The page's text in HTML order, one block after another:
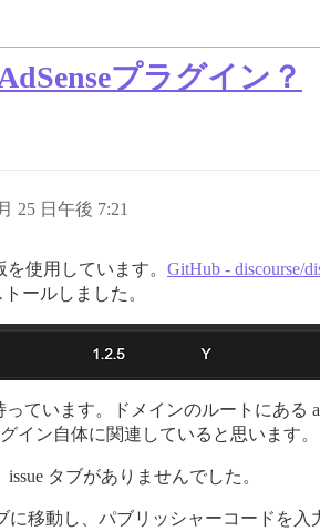
プラグイン？
25 日午後 7:21
使用しています。 GitHub - discourse/
ールしました。
ています。ドメインのルートにある
イン自体に関連していると思います。
タブがありませんでした。
に移動し、パブリッシャーコードを